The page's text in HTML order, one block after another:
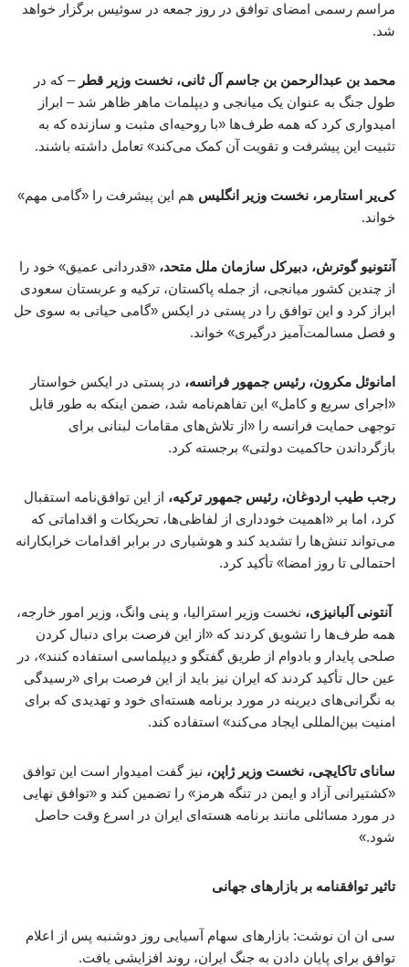
مراسم رسمی امضای توافق در روز جمعه در سوئیس برگزار خواهد
شد.
محمد بن عبدالرحمن بن جاسم آل ثانی، نخست وزیر قطر – که در
طول جنگ به عنوان یک میانجی و دیپلمات ماهر ظاهر شد – ابراز
امیدواری کرد که همه طرف‌ها «با روحیه‌ای مثبت و سازنده که به
تثبیت این پیشرفت و تقویت آن کمک می‌کند» تعامل داشته باشند.
کی‌یر استارمر، نخست وزیر انگلیس هم این پیشرفت را «گامی مهم»
خواند.
آنتونیو گوترش، دبیرکل سازمان ملل متحد، «قدردانی عمیق» خود را
از چندین کشور میانجی، از جمله پاکستان، ترکیه و عربستان سعودی
ابراز کرد و این توافق را در پستی در ایکس «گامی حیاتی به سوی حل
و فصل مسالمت‌آمیز درگیری» خواند.
امانوئل مکرون، رئیس جمهور فرانسه، در پستی در ایکس خواستار
«اجرای سریع و کامل» این تفاهم‌نامه شد، ضمن اینکه به طور قابل
توجهی حمایت فرانسه را «از تلاش‌های مقامات لبنانی برای
بازگرداندن حاکمیت دولتی» برجسته کرد.
رجب طیب اردوغان، رئیس جمهور ترکیه، از این توافق‌نامه استقبال
کرد، اما بر «اهمیت خودداری از لفاظی‌ها، تحریکات و اقداماتی که
می‌تواند تنش‌ها را تشدید کند و هوشیاری در برابر اقدامات خرابکارانه
احتمالی تا روز امضا» تأکید کرد.
آنتونی آلبانیزی، نخست وزیر استرالیا، و پنی وانگ، وزیر امور خارجه،
همه طرف‌ها را تشویق کردند که «از این فرصت برای دنبال کردن
صلحی پایدار و بادوام از طریق گفتگو و دیپلماسی استفاده کنند»، در
عین حال تأکید کردند که ایران نیز باید از این فرصت برای «رسیدگی
به نگرانی‌های دیرینه در مورد برنامه هسته‌ای خود و تهدیدی که برای
امنیت بین‌المللی ایجاد می‌کند» استفاده کند.
سانای تاکایچی، نخست وزیر ژاپن، نیز گفت امیدوار است این توافق
«کشتیرانی آزاد و ایمن در تنگه هرمز» را تضمین کند و «توافق نهایی
در مورد مسائلی مانند برنامه هسته‌ای ایران در اسرع وقت حاصل
شود.»
تاثیر توافقنامه بر بازارهای جهانی
سی ان ان نوشت: بازارهای سهام آسیایی روز دوشنبه پس از اعلام
توافق برای پایان دادن به جنگ ایران، روند افزایشی یافت.